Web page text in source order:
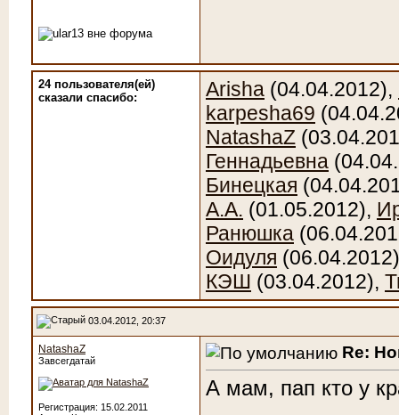
24 пользователя(ей)
сказали cпасибо:
Arisha (04.04.2012),
karpesha69
NatashaZ
Геннадьевна
Бинецкая
А.А. (01.05.2012),
Ранюшка
Оидуля
КЭШ (03.04.2012),
03.04.2012, 20:37
NatashaZ
Завсегдатай
Регистрация: 15.02.2011
Re:
А мам, пап кто у